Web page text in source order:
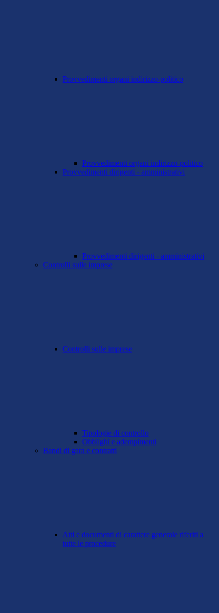
Provvedimenti organi indirizzo-politico
Provvedimenti organi indirizzo-politico
Provvedimenti dirigenti - amministrativi
Provvedimenti dirigenti - amministrativi
Controlli sulle imprese
Controlli sulle imprese
Tipologie di controllo
Obblighi e adempimenti
Bandi di gara e contratti
Atti e documenti di carattere generale riferiti a
tutte le procedure